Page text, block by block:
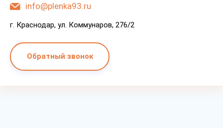
info@plenka93.ru
г. Краснодар, ул. Коммунаров, 276/2
Обратный звонок